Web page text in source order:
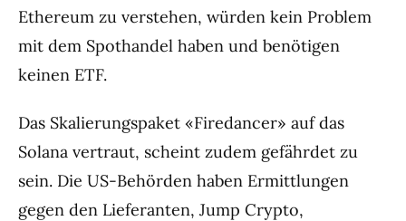
Ethereum zu verstehen, würden kein Problem
mit dem Spothandel haben und benötigen
keinen ETF.
Das Skalierungspaket «Firedancer» auf das
Solana vertraut, scheint zudem gefährdet zu
sein. Die US-Behörden haben Ermittlungen
gegen den Lieferanten, Jump Crypto,